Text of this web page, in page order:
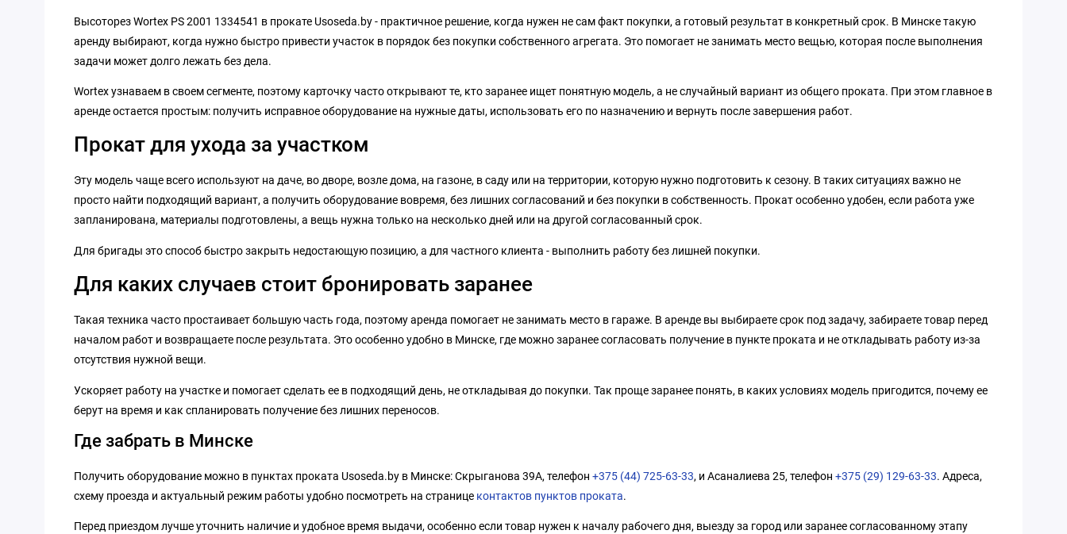
Высоторез Wortex PS 2001 1334541 в прокате Usoseda.by - практичное решение, когда нужен не сам факт покупки, а готовый результат в конкретный срок. В Минске такую
аренду выбирают, когда нужно быстро привести участок в порядок без покупки собственного агрегата. Это помогает не занимать место вещью, которая после выполнения
задачи может долго лежать без дела.
Wortex узнаваем в своем сегменте, поэтому карточку часто открывают те, кто заранее ищет понятную модель, а не случайный вариант из общего проката. При этом главное в
аренде остается простым: получить исправное оборудование на нужные даты, использовать его по назначению и вернуть после завершения работ.
Прокат для ухода за участком
Эту модель чаще всего используют на даче, во дворе, возле дома, на газоне, в саду или на территории, которую нужно подготовить к сезону. В таких ситуациях важно не
просто найти подходящий вариант, а получить оборудование вовремя, без лишних согласований и без покупки в собственность. Прокат особенно удобен, если работа уже
запланирована, материалы подготовлены, а вещь нужна только на несколько дней или на другой согласованный срок.
Для бригады это способ быстро закрыть недостающую позицию, а для частного клиента - выполнить работу без лишней покупки.
Для каких случаев стоит бронировать заранее
Такая техника часто простаивает большую часть года, поэтому аренда помогает не занимать место в гараже. В аренде вы выбираете срок под задачу, забираете товар перед
началом работ и возвращаете после результата. Это особенно удобно в Минске, где можно заранее согласовать получение в пункте проката и не откладывать работу из-за
отсутствия нужной вещи.
Ускоряет работу на участке и помогает сделать ее в подходящий день, не откладывая до покупки. Так проще заранее понять, в каких условиях модель пригодится, почему ее
берут на время и как спланировать получение без лишних переносов.
Где забрать в Минске
Получить оборудование можно в пунктах проката Usoseda.by в Минске: Скрыганова 39А, телефон +375 (44) 725-63-33, и Асаналиева 25, телефон +375 (29) 129-63-33. Адреса,
схему проезда и актуальный режим работы удобно посмотреть на странице контактов пунктов проката.
Перед приездом лучше уточнить наличие и удобное время выдачи, особенно если товар нужен к началу рабочего дня, выезду за город или заранее согласованному этапу